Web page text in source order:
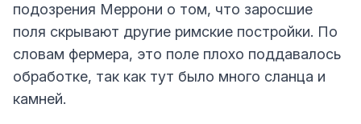
подозрения Меррони о том, что заросшие
поля скрывают другие римские постройки. По
словам фермера, это поле плохо поддавалось
обработке, так как тут было много сланца и
камней.